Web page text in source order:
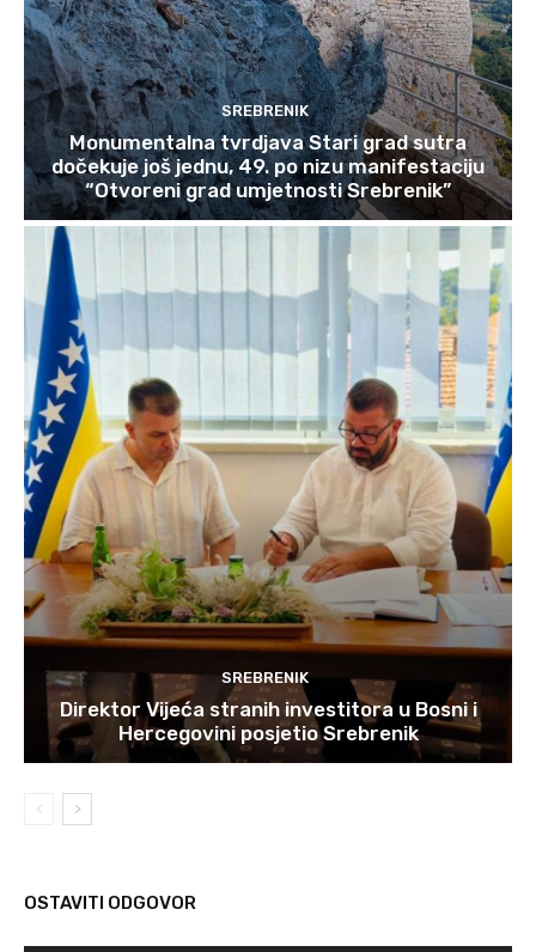
SREBRENIK
Monumentalna tvrdjava Stari grad sutra
dočekuje još jednu, 49. po nizu manifestaciju
“Otvoreni grad umjetnosti Srebrenik”
SREBRENIK
Direktor Vijeća stranih investitora u Bosni i
Hercegovini posjetio Srebrenik
OSTAVITI ODGOVOR